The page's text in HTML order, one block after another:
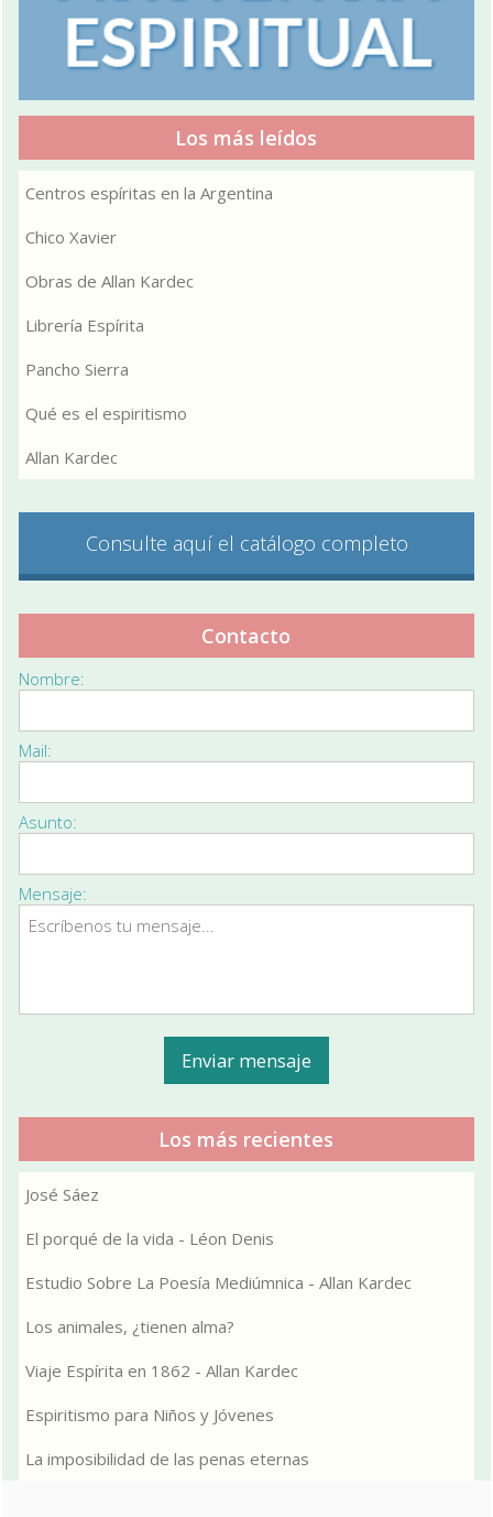
Los más leídos
Centros espíritas en la Argentina
Chico Xavier
Obras de Allan Kardec
Librería Espírita
Pancho Sierra
Qué es el espiritismo
Allan Kardec
Consulte aquí el catálogo completo
Contacto
Nombre:
Mail:
Asunto:
Mensaje:
Los más recientes
José Sáez
El porqué de la vida - Léon Denis
Estudio Sobre La Poesía Mediúmnica - Allan Kardec
Los animales, ¿tienen alma?
Viaje Espírita en 1862 - Allan Kardec
Espiritismo para Niños y Jóvenes
La imposibilidad de las penas eternas